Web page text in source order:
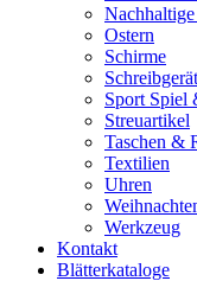
Ostern
Schirme
Sport Spiel
Streuartikel
Taschen &
Textilien
Uhren
Werkzeug
Kontakt
Blätterkataloge